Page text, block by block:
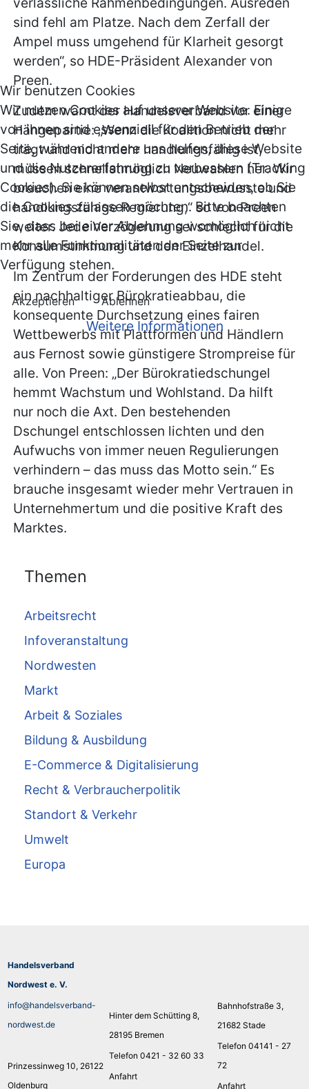
sind fehl am Platze. Nach dem Zerfall der
Ampel muss umgehend für Klarheit gesorgt
werden“, so HDE-Präsident Alexander von
Preen.
Zudem warnt der Handelsverband vor einer
Hängepartie: „Wenn die Koalition nicht mehr
trägt und nicht mehr handlungsfähig ist,
müssen schnellstmöglich Neuwahlen her. Wir
brauchen eine verantwortungsbewusste und
handlungsfähige Regierung,“ so von Preen
weiter. Jede Verzögerung sei schlecht für die
Konsumstimmung und den Einzelhandel.
Im Zentrum der Forderungen des HDE steht
ein nachhaltiger Bürokratieabbau, die
konsequente Durchsetzung eines fairen
Wettbewerbs mit Plattformen und Händlern
aus Fernost sowie günstigere Strompreise für
alle. Von Preen: „Der Bürokratiedschungel
hemmt Wachstum und Wohlstand. Da hilft
nur noch die Axt. Den bestehenden
Dschungel entschlossen lichten und den
Aufwuchs von immer neuen Regulierungen
verhindern – das muss das Motto sein.“ Es
brauche insgesamt wieder mehr Vertrauen in
Unternehmertum und die positive Kraft des
Marktes.
Themen
Arbeitsrecht
Infoveranstaltung
Nordwesten
Markt
Arbeit & Soziales
Bildung & Ausbildung
E-Commerce & Digitalisierung
Recht & Verbraucherpolitik
Standort & Verkehr
Umwelt
Europa
Handelsverband
Nordwest e. V.
info@handelsverband-
nordwest.de
Prinzessinweg 10, 26122
Oldenburg
Hinter dem Schütting 8,
28195 Bremen
Telefon 0421 - 32 60 33
Anfahrt
Bahnhofstraße 3,
21682 Stade
Telefon 04141 - 27
72
Anfahrt
Wir benutzen Cookies
Wir nutzen Cookies auf unserer Website. Einige
von ihnen sind essenziell für den Betrieb der
Seite, während andere uns helfen, diese Website
und die Nutzererfahrung zu verbessern (Tracking
Cookies). Sie können selbst entscheiden, ob Sie
die Cookies zulassen möchten. Bitte beachten
Sie, dass bei einer Ablehnung womöglich nicht
mehr alle Funktionalitäten der Seite zur
Verfügung stehen.
Akzeptieren Ablehnen
Weitere Informationen